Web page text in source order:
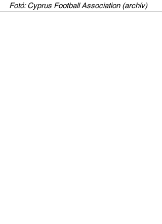
Fotó: Cyprus Football Association (archív)